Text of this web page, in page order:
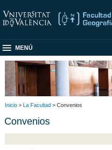
MENÚ
Inicio > La Facultad > Convenios
Convenios